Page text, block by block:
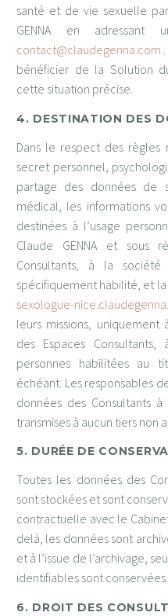
santé et de vie sexuelle
GENNA en
contact@claudegenna.com
bénéficier de la Solution
cette situation précise.
4. DESTINATION DES
Dans le respect des
secret personnel,
partage des données de
médical, les informations
destinées à l’usage
Claude GENNA et sous
Consultants, à la société
spécifiquement habilité, et
sexologue-
leurs missions,
des Espaces
personnes habilitées au
échéant. Les responsables
données des Consultants
transmises à aucun tiers non
5. DURÉE DE
Toutes les données des
sont stockées et sont
contractuelle avec le Cabinet
delà, les données sont
et à l’issue de l’archivage,
identifiables sont conservées.
6. DROIT DES